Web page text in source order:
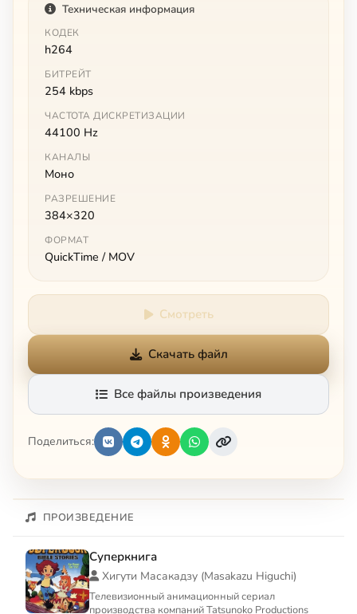
Техническая информация
КОДЕК
h264
БИТРЕЙТ
254 kbps
ЧАСТОТА ДИСКРЕТИЗАЦИИ
44100 Hz
КАНАЛЫ
Моно
РАЗРЕШЕНИЕ
384×320
ФОРМАТ
QuickTime / MOV
Смотреть
Скачать файл
Все файлы произведения
Поделиться:
ПРОИЗВЕДЕНИЕ
Суперкнига
Хигути Масакадзу (Masakazu Higuchi)
Телевизионный анимационный сериал
производства компаний Tatsunoko Productions